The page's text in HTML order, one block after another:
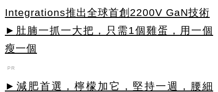
Integrations推出全球首創2200V GaN技術
►肚腩一抓一大把，只需1個雞蛋，用一個
瘦一個
PR
►減肥首選，檸檬加它，堅持一週，腰細